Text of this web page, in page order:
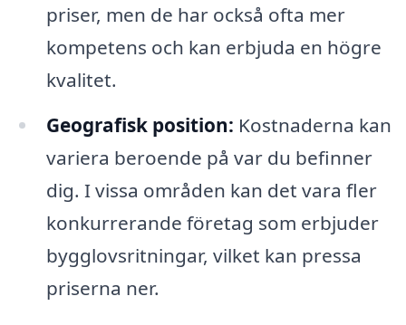
priser, men de har också ofta mer
kompetens och kan erbjuda en högre
kvalitet.
Geografisk position: Kostnaderna kan
variera beroende på var du befinner
dig. I vissa områden kan det vara fler
konkurrerande företag som erbjuder
bygglovsritningar, vilket kan pressa
priserna ner.